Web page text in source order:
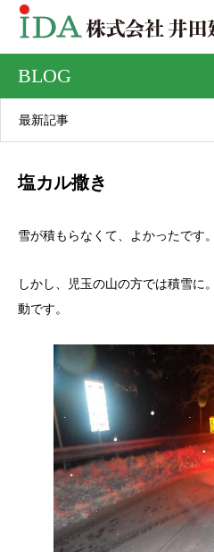
BLOG
最新記事
塩カル撒き
雪が積もらなくて、よかったです。
しかし、児玉の山の方では積雪に
動です。